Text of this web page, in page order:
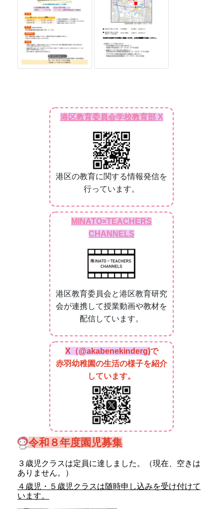
港区教育委員会学校教育部 X
港区の教育に関する情報発信を
行っています。
MINATO×TEACHERS
CHANNELS
港区教育委員会と港区教育研究
会が連携して授業動画や教材を
配信しています。
X（@akabenekinderg)で
赤羽幼稚園の生活の様子を紹介
しています。
令和８年度園児募集
３歳児クラスは定員に達しました。（現在、空きは
ありません。）
４歳児・５歳児クラスは随時申し込みを受け付けて
います。